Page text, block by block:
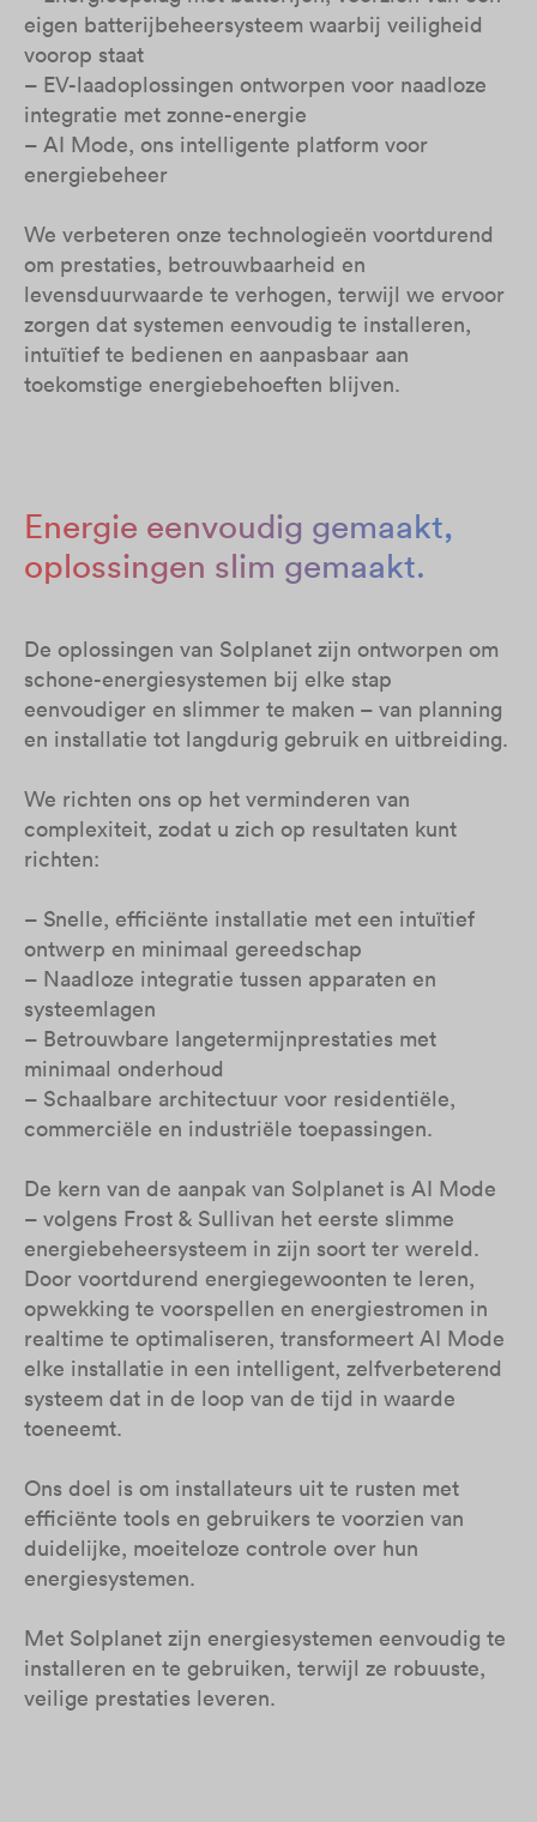
eigen batterijbeheersysteem waarbij veiligheid
voorop staat
– EV-laadoplossingen ontworpen voor naadloze
integratie met zonne-energie
– AI Mode, ons intelligente platform voor
energiebeheer
We verbeteren onze technologieën voortdurend
om prestaties, betrouwbaarheid en
levensduurwaarde te verhogen, terwijl we ervoor
zorgen dat systemen eenvoudig te installeren,
intuïtief te bedienen en aanpasbaar aan
toekomstige energiebehoeften blijven.
Energie eenvoudig gemaakt,
oplossingen slim gemaakt.
De oplossingen van Solplanet zijn ontworpen om
schone-energiesystemen bij elke stap
eenvoudiger en slimmer te maken – van planning
en installatie tot langdurig gebruik en uitbreiding.
We richten ons op het verminderen van
complexiteit, zodat u zich op resultaten kunt
richten:
– Snelle, efficiënte installatie met een intuïtief
ontwerp en minimaal gereedschap
– Naadloze integratie tussen apparaten en
systeemlagen
– Betrouwbare langetermijnprestaties met
minimaal onderhoud
– Schaalbare architectuur voor residentiële,
commerciële en industriële toepassingen.
De kern van de aanpak van Solplanet is AI Mode
– volgens Frost & Sullivan het eerste slimme
energiebeheersysteem in zijn soort ter wereld.
Door voortdurend energiegewoonten te leren,
opwekking te voorspellen en energiestromen in
realtime te optimaliseren, transformeert AI Mode
elke installatie in een intelligent, zelfverbeterend
systeem dat in de loop van de tijd in waarde
toeneemt.
Ons doel is om installateurs uit te rusten met
efficiënte tools en gebruikers te voorzien van
duidelijke, moeiteloze controle over hun
energiesystemen.
Met Solplanet zijn energiesystemen eenvoudig te
installeren en te gebruiken, terwijl ze robuuste,
veilige prestaties leveren.